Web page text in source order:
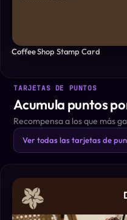
Coffee Shop Stamp Card
TARJETAS DE PUNTOS
Acumula puntos
Recompensa a los que más
Ver todas las tarjetas de